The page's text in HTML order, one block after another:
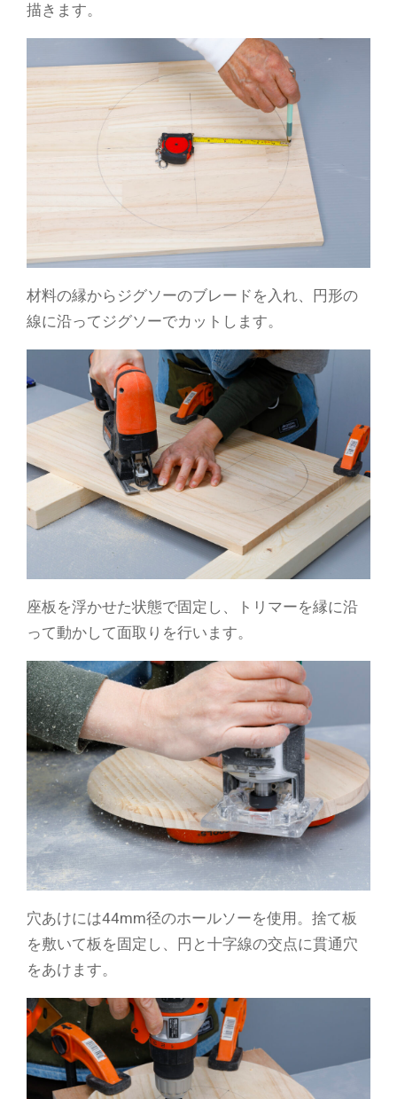
描きます。
材料の縁からジグソーのブレードを入れ、円形の
線に沿ってジグソーでカットします。
座板を浮かせた状態で固定し、トリマーを縁に沿
って動かして面取りを行います。
穴あけには44mm径のホールソーを使用。捨て板
を敷いて板を固定し、円と十字線の交点に貫通穴
をあけます。